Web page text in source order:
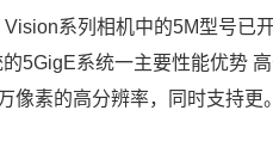
系列相机中的5M型号已
5GigE系统一主要性能优势
素的高分辨率，同时支持更。